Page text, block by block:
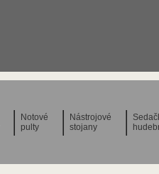
Notové
pulty
Nástrojové
stojany